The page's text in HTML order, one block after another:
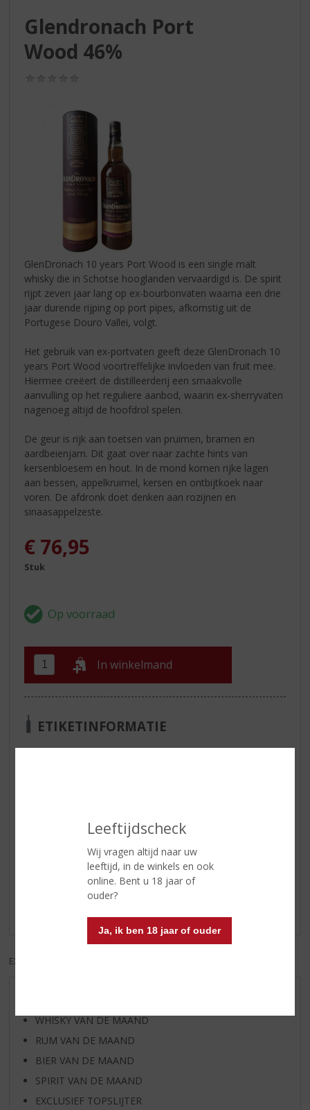
Leeftijdscheck
Wij vragen altijd naar uw
leeftijd, in de winkels en ook
online. Bent u 18 jaar of
ouder?
Ja, ik ben 18 jaar of ouder
Glendronach Port
Wood 46%
GlenDronach 10 years Port Wood is een single malt
whisky die in Schotse hooglanden vervaardigd is. De spirit
rijpt zeven jaar lang op ex-bourbonvaten waarna een drie
jaar durende rijping op port pipes, afkomstig uit de
Portugese Douro Vallei, volgt.
Het gebruik van ex-portvaten geeft deze GlenDronach 10
years Port Wood voortreffelijke invloeden van fruit mee.
Hiermee creëert de distilleerderij een smaakvolle
aanvulling op het reguliere aanbod, waarin ex-sherryvaten
nagenoeg altijd de hoofdrol spelen.
De geur is rijk aan toetsen van pruimen, bramen en
aardbeienjam. Dit gaat over naar zachte hints van
kersenbloesem en hout. In de mond komen rijke lagen
aan bessen, appelkruimel, kersen en ontbijtkoek naar
voren. De afdronk doet denken aan rozijnen en
sinaasappelzeste.
€ 76,95
Stuk
In winkelmand
ETIKETINFORMATIE
Reviews
Schrijf een review
EXCL. BTW
WHISKY VAN DE MAAND
RUM VAN DE MAAND
BIER VAN DE MAAND
SPIRIT VAN DE MAAND
EXCLUSIEF TOPSLIJTER